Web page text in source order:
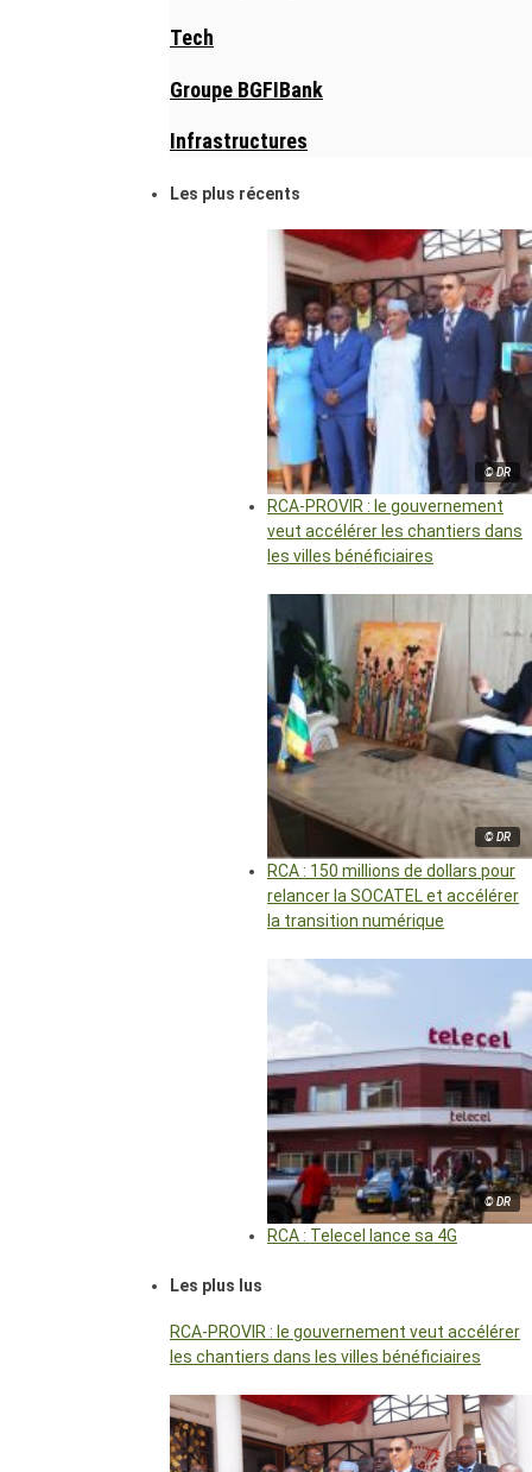
Tech
Groupe BGFIBank
Infrastructures
Les plus récents
© DR
RCA-PROVIR : le gouvernement
veut accélérer les chantiers dans
les villes bénéficiaires
© DR
RCA : 150 millions de dollars pour
relancer la SOCATEL et accélérer
la transition numérique
© DR
RCA : Telecel lance sa 4G
Les plus lus
RCA-PROVIR : le gouvernement veut accélérer
les chantiers dans les villes bénéficiaires